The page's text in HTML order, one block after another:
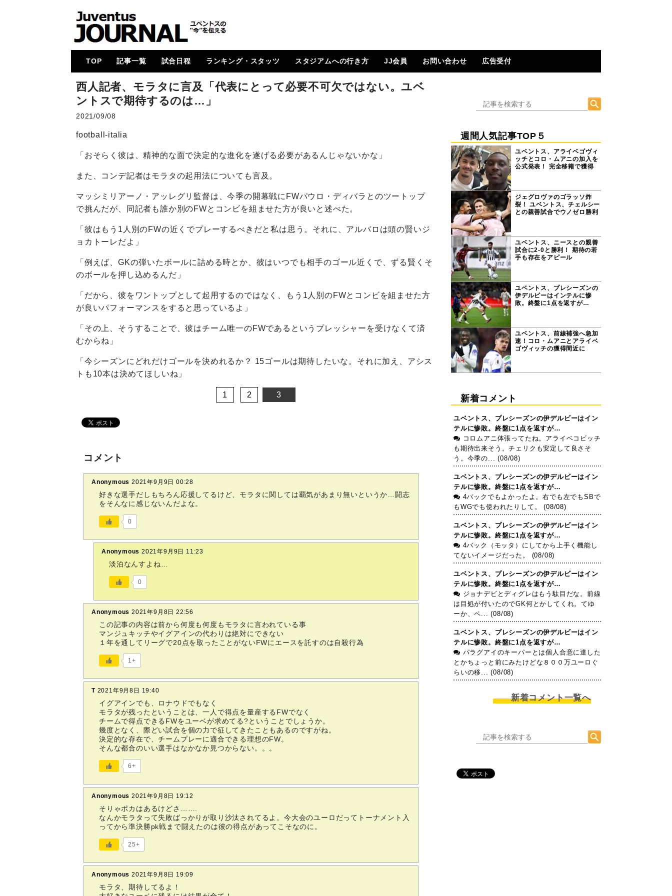
TOP 記事一覧
メイン
コラム
特集
メルカート
動画
試合レビュー
招集メンバー
UCL
U23・下部組織・
Women
カルチョ全般
試合日程
2017-18
2018-19
2019-20
2020-21
2021-22
2022-23
2023-24
2024-25
ランキング・スタッツ
各国順位表
次節 日程一覧
ゴールランキング
スタジアムへの行き方
はじめに
How To Go ?
JJ会員
JJ会員とは
ログイン
会員ページ
登録方法（図解）
お問い合わせ 広告受付
西人記者、モラタに言及「代表にとって必要不可欠ではない。ユベ
ントスで期待するのは…」
2021/09/08
football-italia
「おそらく彼は、精神的な面で決定的な進化を遂げる必要があるんじゃないかな」
また、コンデ記者はモラタの起用法についても言及。
マッシミリアーノ・アッレグリ監督は、今季の開幕戦にFWパウロ・ディバラとのツートップ
で挑んだが、同記者も誰か別のFWとコンビを組ませた方が良いと述べた。
「彼はもう1人別のFWの近くでプレーするべきだと私は思う。それに、アルバロは頭の賢いジ
ョカトーレだよ」
「例えば、GKの弾いたボールに詰める時とか、彼はいつでも相手のゴール近くで、ずる賢くそ
のボールを押し込めるんだ」
「だから、彼をワントップとして起用するのではなく、もう1人別のFWとコンビを組ませた方
が良いパフォーマンスをすると思っているよ」
「その上、そうすることで、彼はチーム唯一のFWであるというプレッシャーを受けなくて済
むからね」
「今シーズンにどれだけゴールを決めれるか？ 15ゴールは期待したいな。それに加え、アシス
トも10本は決めてほしいね」
1 2 3
コメント
Anonymous 2021年9月9日 00:28
好きな選手だしもちろん応援してるけど、モラタに関しては覇気があまり無いというか…闘志
をそんなに感じないんだよな。
0
Anonymous 2021年9月9日 11:23
淡泊なんすよね…
0
Anonymous 2021年9月8日 22:56
この記事の内容は前から何度も何度もモラタに言われている事
マンジュキッチやイグアインの代わりは絶対にできない
１年を通してリーグで20点を取ったことがないFWにエースを託すのは自殺行為
1+
T 2021年9月8日 19:40
イグアインでも、ロナウドでもなく
モラタが残ったということは、一人で得点を量産するFWでなく
チームで得点できるFWをユーベが求めてる?ということでしょうか。
幾度となく、際どい試合を個の力で征してきたこともあるのですがね。
決定的な存在で、チームプレーに適合できる理想のFW。
そんな都合のいい選手はなかなか見つからない。。。
6+
Anonymous 2021年9月8日 19:12
そりゃポカはあるけどさ…….
なんかモラタって失敗ばっかりが取り沙汰されてるよ。今大会のユーロだってトーナメント入
ってから準決勝pk戦まで闘えたのは彼の得点があってこそなのに。
25+
Anonymous 2021年9月8日 19:09
モラタ、期待してるよ！
週間人気記事TOP５
ユベントス、アライベゴヴィ
ッチとコロ・ムアニの加入を
公式発表！ 完全移籍で獲得
ジェグロヴァのゴラッソ炸
裂！ ユベントス、チェルシー
との親善試合でウノゼロ勝利
ユベントス、ニースとの親善
試合に2-0と勝利！ 期待の若
手も存在をアピール
ユベントス、プレシーズンの
伊デルビーはインテルに惨
敗。終盤に1点を返すが…
ユベントス、前線補強へ急加
速！コロ・ムアニとアライベ
ゴヴィッチの獲得間近に
新着コメント
ユベントス、プレシーズンの伊デルビーはイン
テルに惨敗。終盤に1点を返すが…
コロムアニ体張ってたね。アライベコビッチ
も期待出来そう。チェリクも安定して良さそ
う。今季の... (08/08)
ユベントス、プレシーズンの伊デルビーはイン
テルに惨敗。終盤に1点を返すが…
4バックでもよかったよ。右でも左でもSBで
もWGでも使われたりして。 (08/08)
ユベントス、プレシーズンの伊デルビーはイン
テルに惨敗。終盤に1点を返すが…
4バック（モッタ）にしてから上手く機能し
てないイメージだった。 (08/08)
ユベントス、プレシーズンの伊デルビーはイン
テルに惨敗。終盤に1点を返すが…
ジョナデビとディグレはもう駄目だな。前線
は目処が付いたのでGK何とかしてくれ。てゆ
ーか、ペ... (08/08)
ユベントス、プレシーズンの伊デルビーはイン
テルに惨敗。終盤に1点を返すが…
パラグアイのキーパーとは個人合意に達した
とかちょっと前にみたけどな８００万ユーロぐ
らいの移... (08/08)
新着コメント一覧へ